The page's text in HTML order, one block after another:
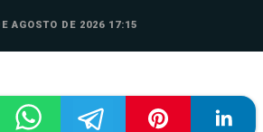
AGOSTO DE 2026 17:15